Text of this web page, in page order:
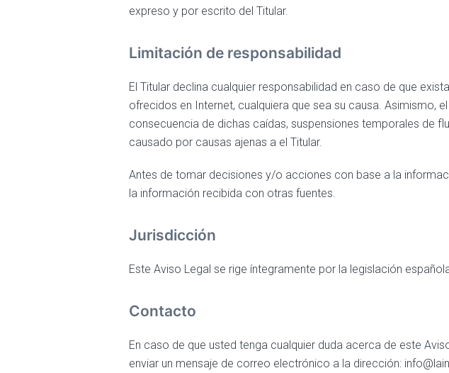
expreso y por escrito del Titular.
Limitación de responsabilidad
El Titular declina cualquier responsabilidad en caso de que
ofrecidos en Internet, cualquiera que sea su causa. Asimismo,
consecuencia de dichas caídas, suspensiones temporales de
causado por causas ajenas a el Titular.
Antes de tomar decisiones y/o acciones con base a la
la información recibida con otras fuentes.
Jurisdicción
Este Aviso Legal se rige íntegramente por la legislación
Contacto
En caso de que usted tenga cualquier duda acerca de este
enviar un mensaje de correo electrónico a la dirección: